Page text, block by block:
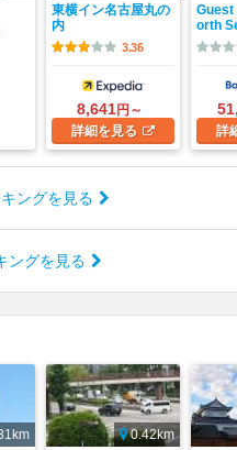
東横イン名古屋丸の
内
3.36
8,641円～
詳細を見る
Guest
orth
詳
ングを見る
ングを見る
0.42km